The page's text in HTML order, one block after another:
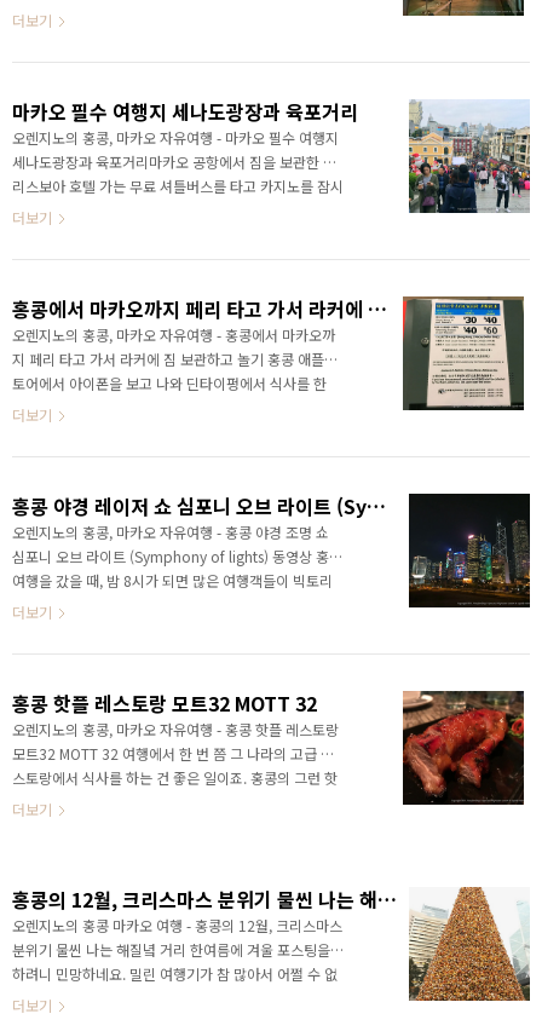
죠. 안주도 고민하다..
오로 성당 유적, 육포 거리 등이 되겠죠. 이 주변에서 하
드 리스보아 호텔입니다. 이 리스보아호텔은 공항에서
우 리스보아호텔의 큰 규모의 카지노를 지나쳐서 밖으
로 나갈 수 있습니다. 세나도광장 주변에서의 여행을 마
치고, 이제 베네시안호텔을 가볼까 합니다. 하지만 리스
보아호텔에서 베네시안호텔까지 바로 가려면 아무래도
있습니다. 바로 호텔의 무료 셔틀버스를 경유하는 방법
이죠. 리스보아 ..
더보기
마카오 필수 여행지 세나도광장과 육포거리
오렌지노의 홍콩, 마카오 자유여행 - 마카오 필수 여행지
세나도광장과 육포거리마카오 공항에서 짐을 보관한 뒤
리스보아 호텔 가는 무료 셔틀버스를 타고 카지노를 잠시
구경한 뒤 조금만 걸어오면 이렇게 세나도광장에 도착합
장, 관광객에겐 마카오 도심 한가운데의 필수 여행 코스
계단을 내려다 본 모습입니다. 사람들이 정말 많죠? 마카
오가 괜히 인구밀도 1위가 아닙니다.왼쪽으론 리스보아
호텔이 보입니다. 정말 크죠? 아주 잘 보이는 건물입니다.
이제 육포거리를 지나며 시식용 육포들로 오늘의 육포를
먹을 수 있는 비첸향을 여기까지 와서 먹을 필요는 없겠
죠..
더보기
홍콩에서 마카오까지 페리 타고 가서 라커에 짐 보관하고 놀기
오렌지노의 홍콩, 마카오 자유여행 - 홍콩에서 마카오까
지 페리 타고 가서 라커에 짐 보관하고 놀기 홍콩 애플스
토어에서 아이폰을 보고 나와 딘타이펑에서 식사를 한
뒤 마카오로 가는 페리 선착장으로 걸어갔습니다. 구글
내부로 가니 쉽진 않더군요. 그래도 이정표가 있는 곳이
쪽의 고층 건물들을 바라보고 추억에 담아봅니다. 이제
어서 마카오로 가는 페리를... 홍콩 침사추이에서 마카오
가는 페리 티켓팅을 했는데 생각보다 시간이 빠듯한 배
편이라 마구 뛰었습니다. 선착장을 찾기 힘들어 좀 고생
에 짐 맡기기! 페리에서 내린 곳 근처에 이렇게 짐 맡기
는 라커..
더보기
홍콩 야경 레이저 쇼 심포니 오브 라이트 (Symphony of lights) 동영상
오렌지노의 홍콩, 마카오 자유여행 - 홍콩 야경 조명 쇼
심포니 오브 라이트 (Symphony of lights) 동영상 홍콩
여행을 갔을 때, 밤 8시가 되면 많은 여행객들이 빅토리
아 하버로 모입니다. 홍콩섬과 구룡반도를 사이에 두고
이트 (Symphony of lights)이고 홍콩의 대표적인 야경
많은 사람들이 이 심포니오브라이트를 기다리기 때문에
미리 자리를 잡고 기다리는 여행객들이 많습니다. 사실
광범위하게 보여서 자리 잡는 건 큰 의미는 없어보이긴
하지만요. 앉지는 못하더라도 걸터서 기댈 수 있는 곳을
2017년 12월 또 한 번..
더보기
홍콩 핫플 레스토랑 모트32 MOTT 32
오렌지노의 홍콩, 마카오 자유여행 - 홍콩 핫플 레스토랑
모트32 MOTT 32 여행에서 한 번 쯤 그 나라의 고급 레
스토랑에서 식사를 하는 건 좋은 일이죠. 홍콩의 그런 핫
플로 모트32(MOTT 32)라는 곳이 있습니다. 페이킹덕
청난 규모의 와인 셀러를 구경하는 재미도 쏠쏠하고요.
그렇다면 칵테일을 시켜봐야죠? 아마도 진토닉을 시켰
던 걸로 기억합니다. 원래 이 곳의 대표 메뉴는 페킹덕
(Peking Duck, 베이징덕)인데요, 사과나무 장작으로
42일간 굽는다고 하네요. 최소 하루 전에 주문을 해야하
고 한정된 수량만 제공된다고 하니 모트32에서 대..
더보기
홍콩의 12월, 크리스마스 분위기 물씬 나는 해질녘 거리
오렌지노의 홍콩 마카오 여행 - 홍콩의 12월, 크리스마스
분위기 물씬 나는 해질녘 거리 한여름에 겨울 포스팅을
하려니 민망하네요. 밀린 여행기가 참 많아서 어쩔 수 없
습니다. 이 홍콩 여행 뒤에 다녀온 미서부와 세부 여행기
더보기